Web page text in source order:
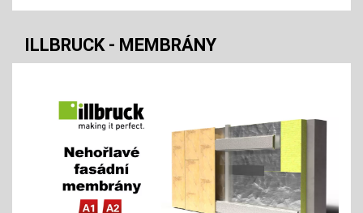
ILLBRUCK - MEMBRÁNY